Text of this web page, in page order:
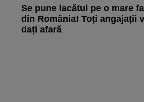
Se pune lacătul pe o mare
din România! Toți angajații
dați afară